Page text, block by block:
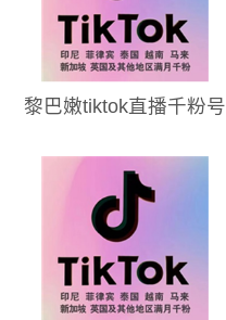
黎巴嫩tiktok直播千粉号